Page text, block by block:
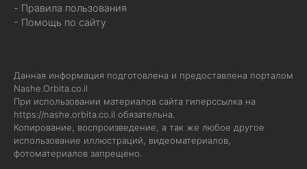
- Правила пользования
- Помощь по сайту
Данная информация подготовлена и предоставлена порталом
Nashe.Orbita.co.il
При использовании материалов сайта гиперссылка на
https://nashe.orbita.co.il обязательна.
Копирование, воспроизведение, а так же любое другое
использование иллюстраций, видеоматериалов,
фотоматериалов запрещено.